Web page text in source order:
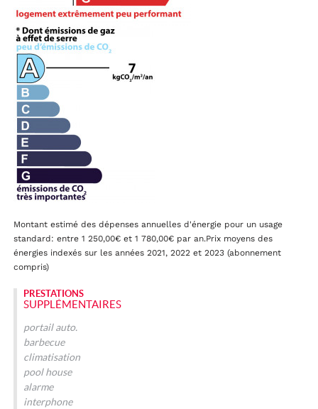
Montant estimé des dépenses annuelles d'énergie pour un usage
standard: entre 1 250,00€ et 1 780,00€ par an.Prix moyens des
énergies indexés sur les années 2021, 2022 et 2023 (abonnement
compris)
PRESTATIONS
SUPPLÉMENTAIRES
portail auto.
barbecue
climatisation
pool house
alarme
interphone